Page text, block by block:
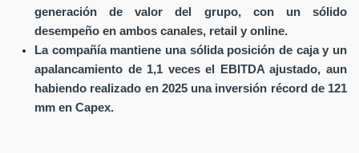
generación de valor del grupo, con un sólido
desempeño en ambos canales, retail y online.
La compañía mantiene una sólida posición de caja y un
apalancamiento de 1,1 veces el EBITDA ajustado, aun
habiendo realizado en 2025 una inversión récord de 121
mm en Capex.